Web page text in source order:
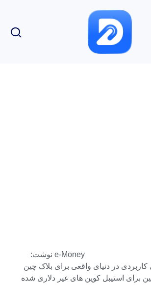
e-Money نوشت:
کاربردی در دنیای واقعی برای بلاک چین
برای استیبل کوین های غیر دلاری شده